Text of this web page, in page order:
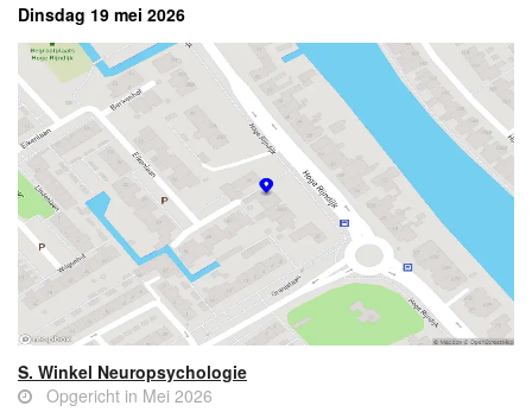
Dinsdag 19 mei 2026
S. Winkel Neuropsychologie
Opgericht in Mei 2026